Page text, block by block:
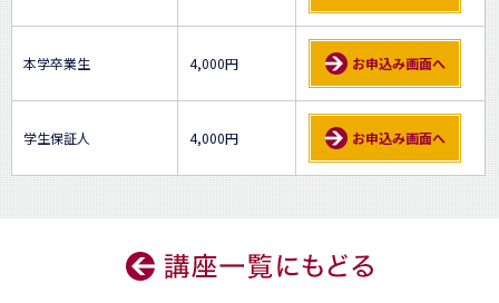
本学卒業生 4,000円 お申込み画面へ
学生保証人 4,000円 お申込み画面へ